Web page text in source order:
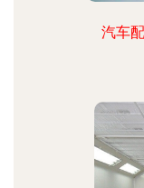
汽车